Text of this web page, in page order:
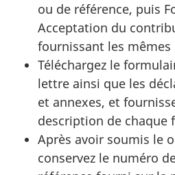
ou de référence, puis
Acceptation du
fournissant les
Téléchargez le
lettre ainsi que les
et annexes, et
description de chaque
Après avoir soumis le
conservez le numéro